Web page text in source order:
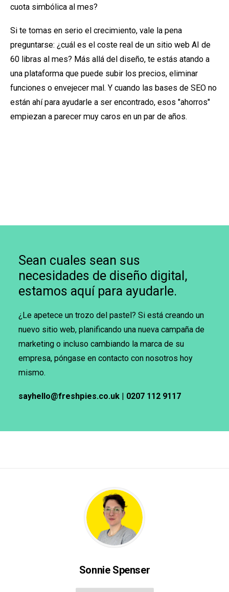
cuota simbólica al mes?
Si te tomas en serio el crecimiento, vale la pena
preguntarse: ¿cuál es el coste real de un sitio web AI de
60 libras al mes? Más allá del diseño, te estás atando a
una plataforma que puede subir los precios, eliminar
funciones o envejecer mal. Y cuando las bases de SEO no
están ahí para ayudarle a ser encontrado, esos "ahorros"
empiezan a parecer muy caros en un par de años.
Sean cuales sean sus
necesidades de diseño digital,
estamos aquí para ayudarle.
¿Le apetece un trozo del pastel? Si está creando un
nuevo sitio web, planificando una nueva campaña de
marketing o incluso cambiando la marca de su
empresa, póngase en contacto con nosotros hoy
mismo.
sayhello@freshpies.co.uk | 0207 112 9117
Sonnie Spenser